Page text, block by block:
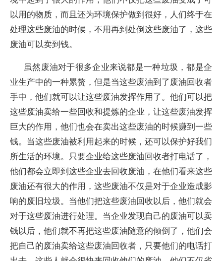
以用的物质，而且还为环境保护做到很好，人们终于在
处理这些废油的时候，不用再到处倒这些废油了，这些
废油可以卖到钱。
虽然废油对于很多企业来说都是一种垃圾，都是企
业生产中的一种累赘，但是当这些废油到了废油回收者
手中，他们就可以让这些废油发挥作用了。他们可以把
这些废油卖给一些回收和提炼的企业，让这些废油发挥
巨大的作用，他们也会在卖出这些废油的时候赚到一些
钱。当这些废油被利用起来的时候，还可以保护好我们
所生活的环境。只要企业给这些废油回收者打电话了，
他们都会立即到这些企业去回收废油，在他们看来这些
废油还有很大的作用，这些废油不仅是对于企业造成影
响的废旧垃圾。当他们把这些废油回收以后，他们就会
对于这些废油进行处理。当企业发现自己的废油可以卖
钱以后，他们就不再把这些废油随意的倾倒了，他们会
把自己的废油卖给这些废油回收者，只要他们的电话打